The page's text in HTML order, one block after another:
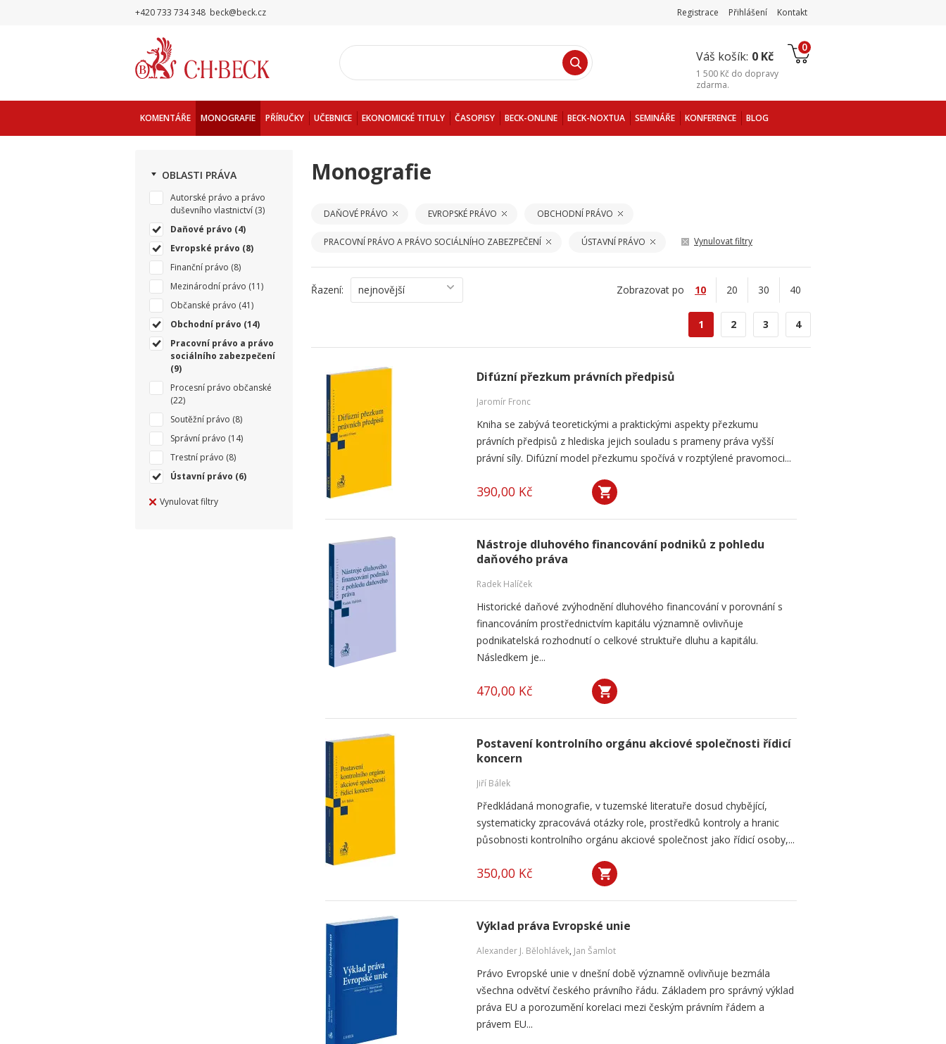
+420 733 734 348 beck@beck.cz Registrace Přihlášení Kontakt
Váš košík: 0 Kč
0
1 500 Kč do dopravy
zdarma.
KOMENTÁŘE MONOGRAFIE PŘÍRUČKY UČEBNICE EKONOMICKÉ TITULY ČASOPISY BECK-ONLINE BECK-NOXTUA SEMINÁŘE KONFERENCE BLOG
OBLASTI PRÁVA
Autorské právo a právo
duševního vlastnictví (3)
Daňové právo (4)
Evropské právo (8)
Finanční právo (8)
Mezinárodní právo (11)
Občanské právo (41)
Obchodní právo (14)
Pracovní právo a právo
sociálního zabezpečení
(9)
Procesní právo občanské
(22)
Soutěžní právo (8)
Správní právo (14)
Trestní právo (8)
Ústavní právo (6)
Vynulovat filtry
Monografie
DAŇOVÉ PRÁVO EVROPSKÉ PRÁVO OBCHODNÍ PRÁVO
PRACOVNÍ PRÁVO A PRÁVO SOCIÁLNÍHO ZABEZPEČENÍ ÚSTAVNÍ PRÁVO Vynulovat filtry
Řazení: nejnovější Zobrazovat po 10 20 30 40
1 2 3 4
Difúzní přezkum právních předpisů
Jaromír Fronc
Kniha se zabývá teoretickými a praktickými aspekty přezkumu
právních předpisů z hlediska jejich souladu s prameny práva vyšší
právní síly. Difúzní model přezkumu spočívá v rozptýlené pravomoci...
390,00 Kč
Nástroje dluhového financování podniků z pohledu
daňového práva
Radek Halíček
Historické daňové zvýhodnění dluhového financování v porovnání s
financováním prostřednictvím kapitálu významně ovlivňuje
podnikatelská rozhodnutí o celkové struktuře dluhu a kapitálu.
Následkem je...
470,00 Kč
Postavení kontrolního orgánu akciové společnosti řídicí
koncern
Jiří Bálek
Předkládaná monografie, v tuzemské literatuře dosud chybějící,
systematicky zpracovává otázky role, prostředků kontroly a hranic
působnosti kontrolního orgánu akciové společnost jako řídicí osoby,...
350,00 Kč
Výklad práva Evropské unie
Alexander J. Bělohlávek, Jan Šamlot
Právo Evropské unie v dnešní době významně ovlivňuje bezmála
všechna odvětví českého právního řádu. Základem pro správný výklad
práva EU a porozumění korelaci mezi českým právním řádem a
právem EU...